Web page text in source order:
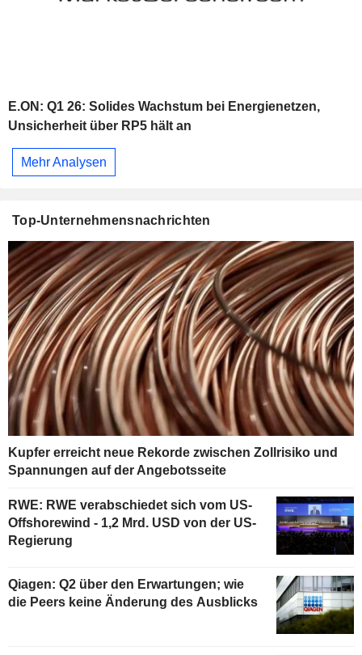
E.ON: Q1 26: Solides Wachstum bei Energienetzen,
Unsicherheit über RP5 hält an
Mehr Analysen
Top-Unternehmensnachrichten
Kupfer erreicht neue Rekorde zwischen Zollrisiko und
Spannungen auf der Angebotsseite
RWE: RWE verabschiedet sich vom US-
Offshorewind - 1,2 Mrd. USD von der US-
Regierung
Qiagen: Q2 über den Erwartungen; wie
die Peers keine Änderung des Ausblicks